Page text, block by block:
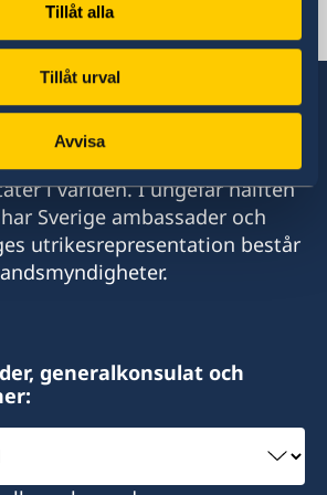
Tillåt alla
Tillåt urval
Avvisa
Instagram
förbindelser med i
i världen. I ungefär hälften
Sverige ambassader och
utrikesrepresentation består
generalkonsulat och